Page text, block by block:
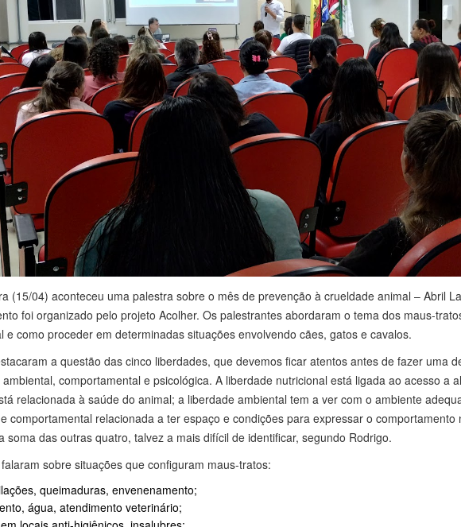
(15/04) aconteceu uma palestra sobre o mês de prevenção à crueldade animal – Abril
foi organizado pelo projeto Acolher. Os palestrantes abordaram o tema dos maus-
e como proceder em determinadas situações envolvendo cães, gatos e cavalos.
a questão das cinco liberdades, que devemos ficar atentos antes de fazer uma
comportamental e psicológica. A liberdade nutricional está ligada ao acesso a
relacionada à saúde do animal; a liberdade ambiental tem a ver com o ambiente
comportamental relacionada a ter espaço e condições para expressar o
soma das outras quatro, talvez a mais difícil de identificar, segundo Rodrigo.
sobre situações que configuram maus-tratos:
queimaduras, envenenamento;
água, atendimento veterinário;